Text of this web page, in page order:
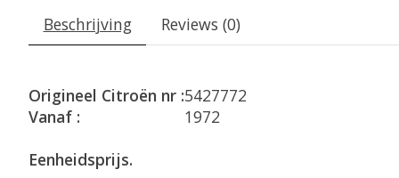
Beschrijving Reviews (0)
Origineel Citroën nr :5427772
Vanaf :
1972
Eenheidsprijs.